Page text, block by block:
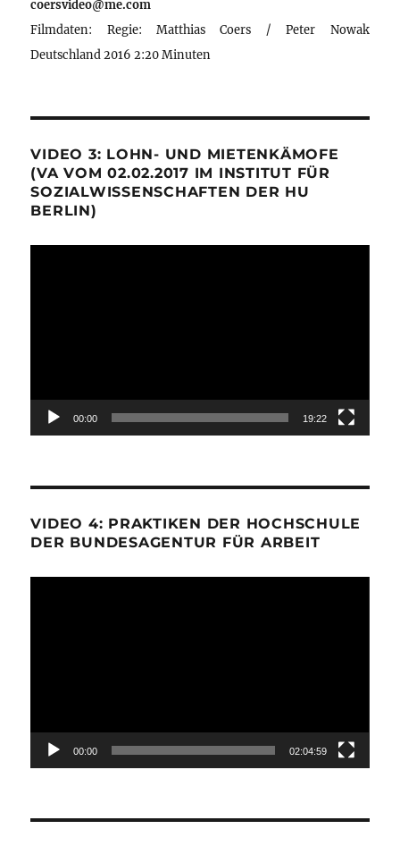
coersvideo@me.com
Filmdaten: Regie: Matthias Coers / Peter Nowak
Deutschland 2016 2:20 Minuten
VIDEO 3: LOHN- UND MIETENKÄMOFE
(VA VOM 02.02.2017 IM INSTITUT FÜR
SOZIALWISSENSCHAFTEN DER HU
BERLIN)
00:00 19:22
VIDEO 4: PRAKTIKEN DER HOCHSCHULE
DER BUNDESAGENTUR FÜR ARBEIT
00:00 02:04:59